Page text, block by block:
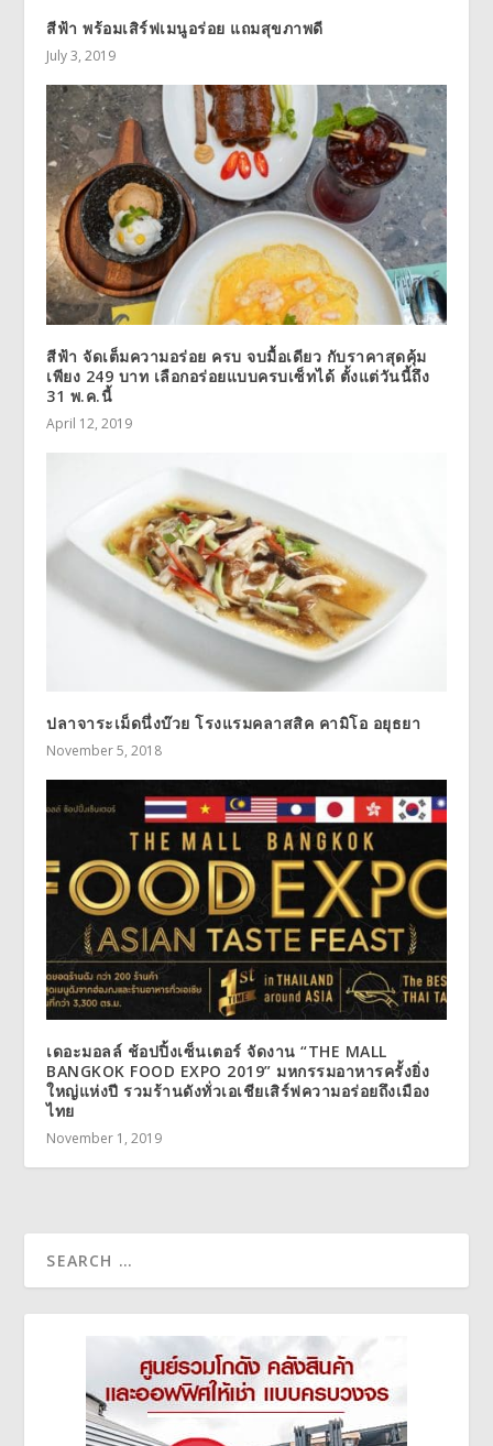
สีฟ้า พร้อมเสิร์ฟเมนูอร่อย แถมสุขภาพดี
July 3, 2019
สีฟ้า จัดเต็มความอร่อย ครบ จบมื้อเดียว กับราคาสุดคุ้ม
เพียง 249 บาท เลือกอร่อยแบบครบเซ็ทได้ ตั้งแต่วันนี้ถึง
31 พ.ค.นี้
April 12, 2019
ปลาจาระเม็ดนึ่งบ๊วย โรงแรมคลาสสิค คามิโอ อยุธยา
November 5, 2018
เดอะมอลล์ ช้อปปิ้งเซ็นเตอร์ จัดงาน “THE MALL
BANGKOK FOOD EXPO 2019” มหกรรมอาหารครั้งยิ่ง
ใหญ่แห่งปี รวมร้านดังทั่วเอเชียเสิร์ฟความอร่อยถึงเมือง
ไทย
November 1, 2019